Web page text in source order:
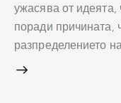
ужасява от
поради причината,
разпределението